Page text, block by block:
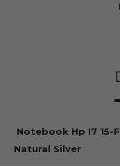
Notebook Hp I7 15-
Natural Silver